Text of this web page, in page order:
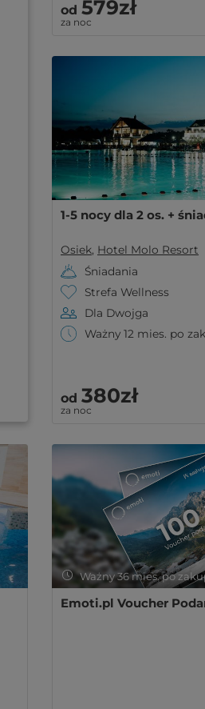
od 579zł
za noc
1-5 nocy dla 2 os. +
Osiek, Hotel Molo Resort
Śniadania
Strefa Wellness
Dla Dwojga
Ważny 12 mies. po
od 380zł
za noc
Ważny 36 mies. po
Emoti.pl Voucher